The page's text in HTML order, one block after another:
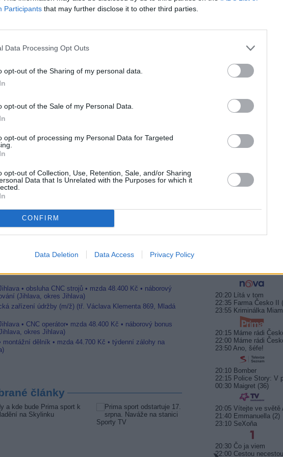
Participants that may further disclose it to other third parties.
Data Processing Opt Outs
opt-out of the Sharing of my personal data.
opt-out of the Sale of my Personal Data.
opt-out of processing my Personal Data for Targeted
opt-out of Collection, Use, Retention, Sale, and/or Sharing
Data that Is Unrelated with the Purposes for which it
CONFIRM
Data Deletion Data Access Privacy Policy
10 od 20:00
od 20:30
od 20:20
míří na Viasat History
míří na Viasat History
COOL Taxi
• obsluha CNC strojů • mzda 48.400 Kč • náborový
(Jihlava, okres Jihlava)
zařízení údržby (m/ž) (tř. Václava Klementa 869, Mladá
• CNC operátor• mzda 48.400 Kč • náborový bonus
okres Jihlava)
montážní dělník • mzda 44.700 Kč • týdenní zálohy na
články
Top Zprávičky
Skylink spustil
Prima sport
Oneplay zařadí
Prima sport
Ligu mistrů
Operátor Du
Antik TV potvrdil
Televisa
Niké liga opět
TV program
22:00 Hercule Poirot
00:00 Ohněm a
20:20 Lítá v tom
22:35 Farma Česko II
23:55 Kriminálka
20:15 Máme rádi
22:00 Máme rádi
23:50 Ano, šéfe!
20:10 Bomber
22:15 Police Story: V
00:30 Maigret (36)
20:05 Vítejte ve světě
21:40 Emmanuella (2)
23:10 SeXoňa
20:30 Čo ja viem
22:00 Cestou necestou